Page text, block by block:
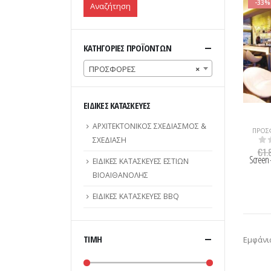
-33%
Screen
0
€
Αναζήτηση
ΚΑΤΗΓΟΡΙΕΣ ΠΡΟΪΟΝΤΩΝ
×
ΠΡΟΣΦΟΡΕΣ
ΕΙΔΙΚΕΣ ΚΑΤΑΣΚΕΥΕΣ
ΑΡΧΙΤΕΚΤΟΝΙΚΟΣ ΣΧΕΔΙΑΣΜΟΣ &
ΣΧΕΔΙΑΣΗ
ΕΙΔΙΚΕΣ ΚΑΤΑΣΚΕΥΕΣ ΕΣΤΙΩΝ
ΒΙΟΑΙΘΑΝΟΛΗΣ
ΕΙΔΙΚΕΣ ΚΑΤΑΣΚΕΥΕΣ BBQ
ΤΙΜΉ